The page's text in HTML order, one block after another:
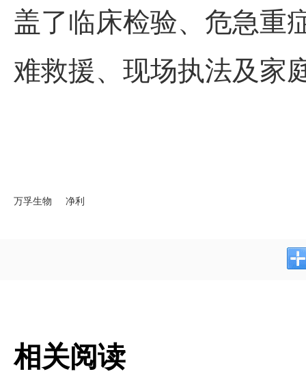
盖了临床检验、危急重
难救援、现场执法及家
万孚生物 净利
相关阅读